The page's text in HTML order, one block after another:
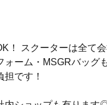
！ スクーターは全て
ーム・MSGRバッグ
です！